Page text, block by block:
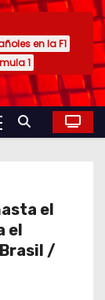
en la F1
1
el
el
/